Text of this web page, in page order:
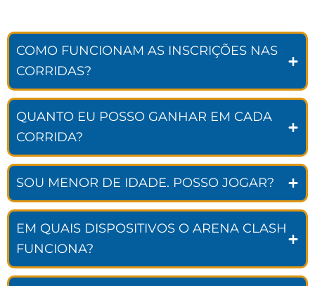
COMO FUNCIONAM AS INSCRIÇÕES NAS
CORRIDAS?
QUANTO EU POSSO GANHAR EM CADA
CORRIDA?
SOU MENOR DE IDADE. POSSO JOGAR?
EM QUAIS DISPOSITIVOS O ARENA CLASH
FUNCIONA?